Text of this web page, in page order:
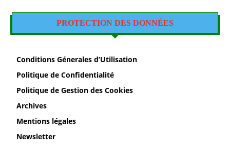
PROTECTION DES DONNÉES
Conditions Génerales d’Utilisation
Politique de Confidentialité
Politique de Gestion des Cookies
Archives
Mentions légales
Newsletter